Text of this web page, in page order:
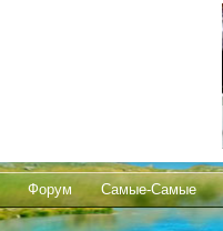
Форум Самые-Самые